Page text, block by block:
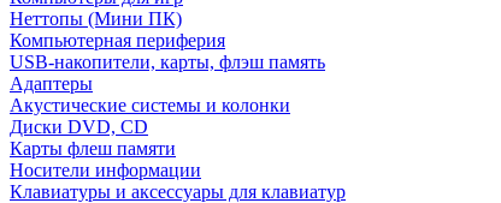
Неттопы (Мини ПК)
Компьютерная периферия
USB-накопители, карты, флэш память
Адаптеры
Акустические системы и колонки
Диски DVD, CD
Карты флеш памяти
Носители информации
Клавиатуры и аксессуары для клавиатур